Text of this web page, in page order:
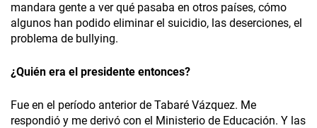
mandara gente a ver qué pasaba en otros países, cómo
algunos han podido eliminar el suicidio, las deserciones, el
problema de bullying.
¿Quién era el presidente entonces?
Fue en el período anterior de Tabaré Vázquez. Me
respondió y me derivó con el Ministerio de Educación. Y las